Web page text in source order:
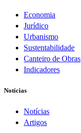
Economia
Jurídico
Urbanismo
Sustentabilidade
Canteiro de Obras
Indicadores
Notícias
Notícias
Artigos